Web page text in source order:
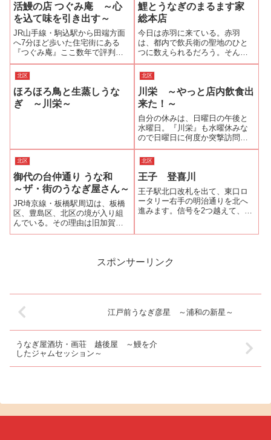
活鰻の店 つぐみ庵 ～心
を込て味を引き出す～
JR山手線・駒込駅から田端方面
へ7分ほど歩いた住宅街にある
『つぐみ庵』ここ数年で評判が
評判を呼び、今や予約のとりに
くい店である。電話で問い合わ
せると予約の仕方も試行錯誤を
しているとのことで、現在は毎
月1日（店休日の場合は2日）の
朝9時半から...
鯉とうなぎのまるます家
総本店
今日は赤羽に来ている。赤羽
は、都内で飲兵衛の聖地のひと
つに数えられるだろう。そんな
飲兵衛の街・赤羽のランドマー
ク的な店が『鯉とうなぎのまる
ます家 総本店』だ。朝9時の開店
から朝酒、昼酒、夕餉の酒、〆
の酒と12時間以上も飲兵衛のた
めに店を開い...
北区
ほろほろ鳥と生蒸しうな
ぎ ～川栄～
北区
川栄 ～やっと店内飲食出
来た！～
自分の休みは、日曜日の午後と
水曜日。『川栄』も水曜休みな
ので日曜日に何度か突撃訪問す
るも「○○組待ちで、ご案内出来
るかどうかわかりません。」と
いわれて、玉砕することが何度
かあったし、臨時休業を知らず
に来たこともあった。とにかく
今までは縁がな...
北区
御代の台仲通り うな和
～ザ・街のうなぎ屋さん～
JR埼京線・板橋駅周辺は、板橋
区、豊島区、北区の境が入り組
んでいる。その理由は旧加賀藩
江戸下屋敷跡が区境になったか
ると北区滝野川になる。東口ロ
北区
王子 登喜川
王子駅北口改札を出て、東口ロ
ータリー右手の明治通りを北へ
進みます。信号を2つ越えて、フ
す。そこが登喜川です。玄関に
は、白地に黒で...
スポンサーリンク
江戸前うなぎ彦星 ～浦和の新星～
うなぎ屋酒坊・画荘 越後屋 ～鰻を介
したジャムセッション～